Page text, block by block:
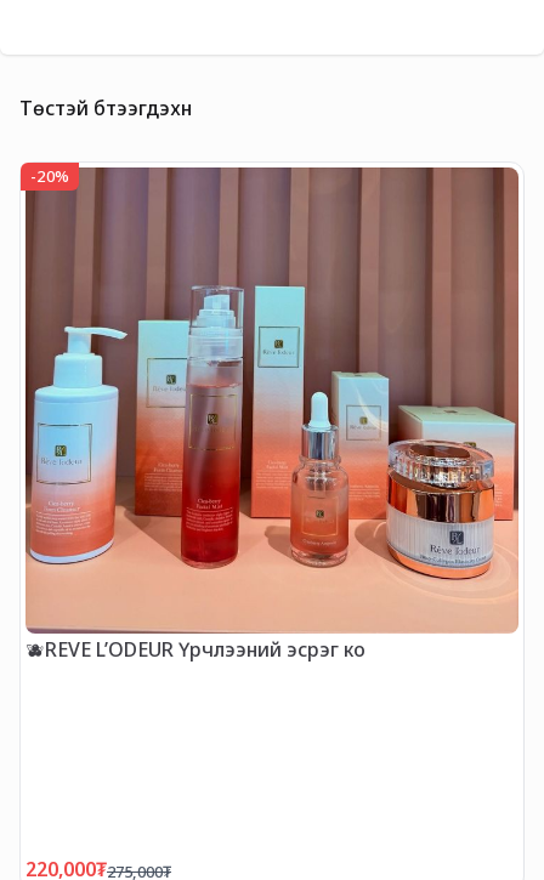
Төстэй бүтээгдэхүүн
-20%
🫐REVE L’ODEUR Үрчлээний эсрэг ко
220,000₮275,000₮